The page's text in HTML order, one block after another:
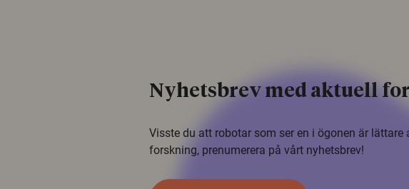
Nyhetsbrev med aktuell
Visste du att robotar som ser en i ögonen är
forskning, prenumerera på vårt nyhetsbrev!